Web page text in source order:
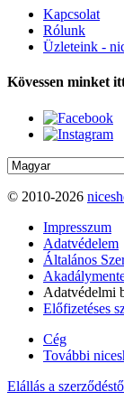
Kapcsolat
Rólunk
Üzleteink -
Kövessen minket
© 2010-2026
Impresszum
Adatvédelem
Általános
Adatvédelmi
Előfizetéses
Cég
További
Elállás a